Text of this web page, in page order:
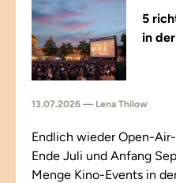
5
in
13.07.2026 — Lena Thilow
Endlich wieder Open-
Ende Juli und Anfang
Menge Kino-Events in